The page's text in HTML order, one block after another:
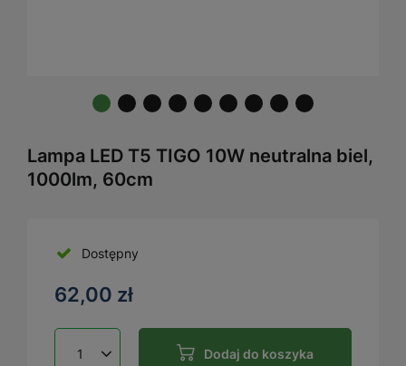
Lampa LED T5 TIGO 10W neutralna biel,
1000lm, 60cm
Dostępny
62,00 zł
Dodaj do koszyka